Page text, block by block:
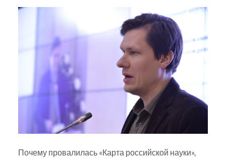
Почему провалилась «Карта российской науки»,